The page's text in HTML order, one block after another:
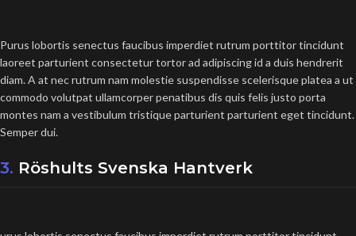
Purus lobortis senectus faucibus imperdiet rutrum porttitor tincidunt
laoreet parturient consectetur tortor ad adipiscing id a duis hendrerit
diam. A at nec rutrum nam molestie suspendisse scelerisque platea a ut
commodo volutpat ullamcorper penatibus dis quis felis justo porta
montes nam a vestibulum tristique parturient parturient eget tincidunt.
Semper dui.
3. Röshults Svenska Hantverk